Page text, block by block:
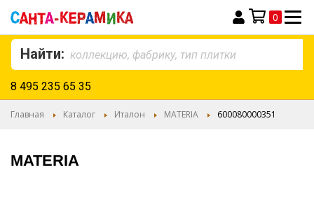
Моя корзина
0
Найти:
8 495 235 65 35
Главная Каталог Италон MATERIA 600080000351
MATERIA